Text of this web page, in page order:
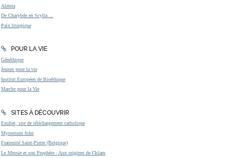
Aleteia
De Charybde en Scylla ...
Paix liturgique
POUR LA VIE
Généthique
Jeunes pour la vie
Institut Européen de Bioéthique
Marche pour la Vie
SITES À DÉCOUVRIR
Exultet, site de téléchargement catholique
Mysterium fidei
Fraternité Saint-Pierre (Belgique)
Le Messie et son Prophète - Aux origines de l'Islam